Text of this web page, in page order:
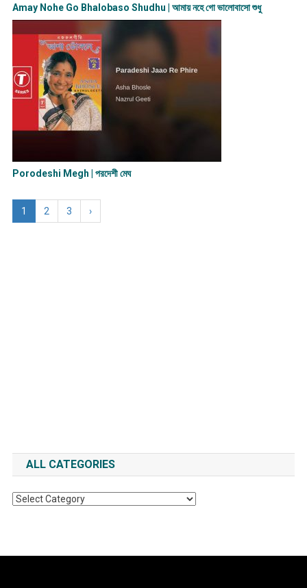
Amay Nohe Go Bhalobaso Shudhu | আমায় নহে গো ভালোবাসো শুধু
Porodeshi Megh | পরদেশী মেঘ
1 2 3 ›
ALL CATEGORIES
All